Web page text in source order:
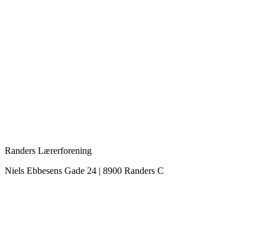
Randers Lærerforening
Niels Ebbesens Gade 24 | 8900 Randers C